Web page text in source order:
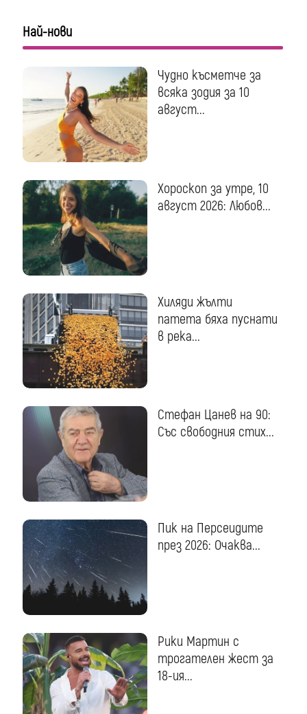
Най-нови
Чудно късметче за
всяка зодия за 10
август...
Хороскоп за утре, 10
август 2026: Любов...
Хиляди жълти
патета бяха пуснати
в река...
Стефан Цанев на 90:
Със свободния стих...
Пик на Персеидите
през 2026: Очаква...
Рики Мартин с
трогателен жест за
18-ия...